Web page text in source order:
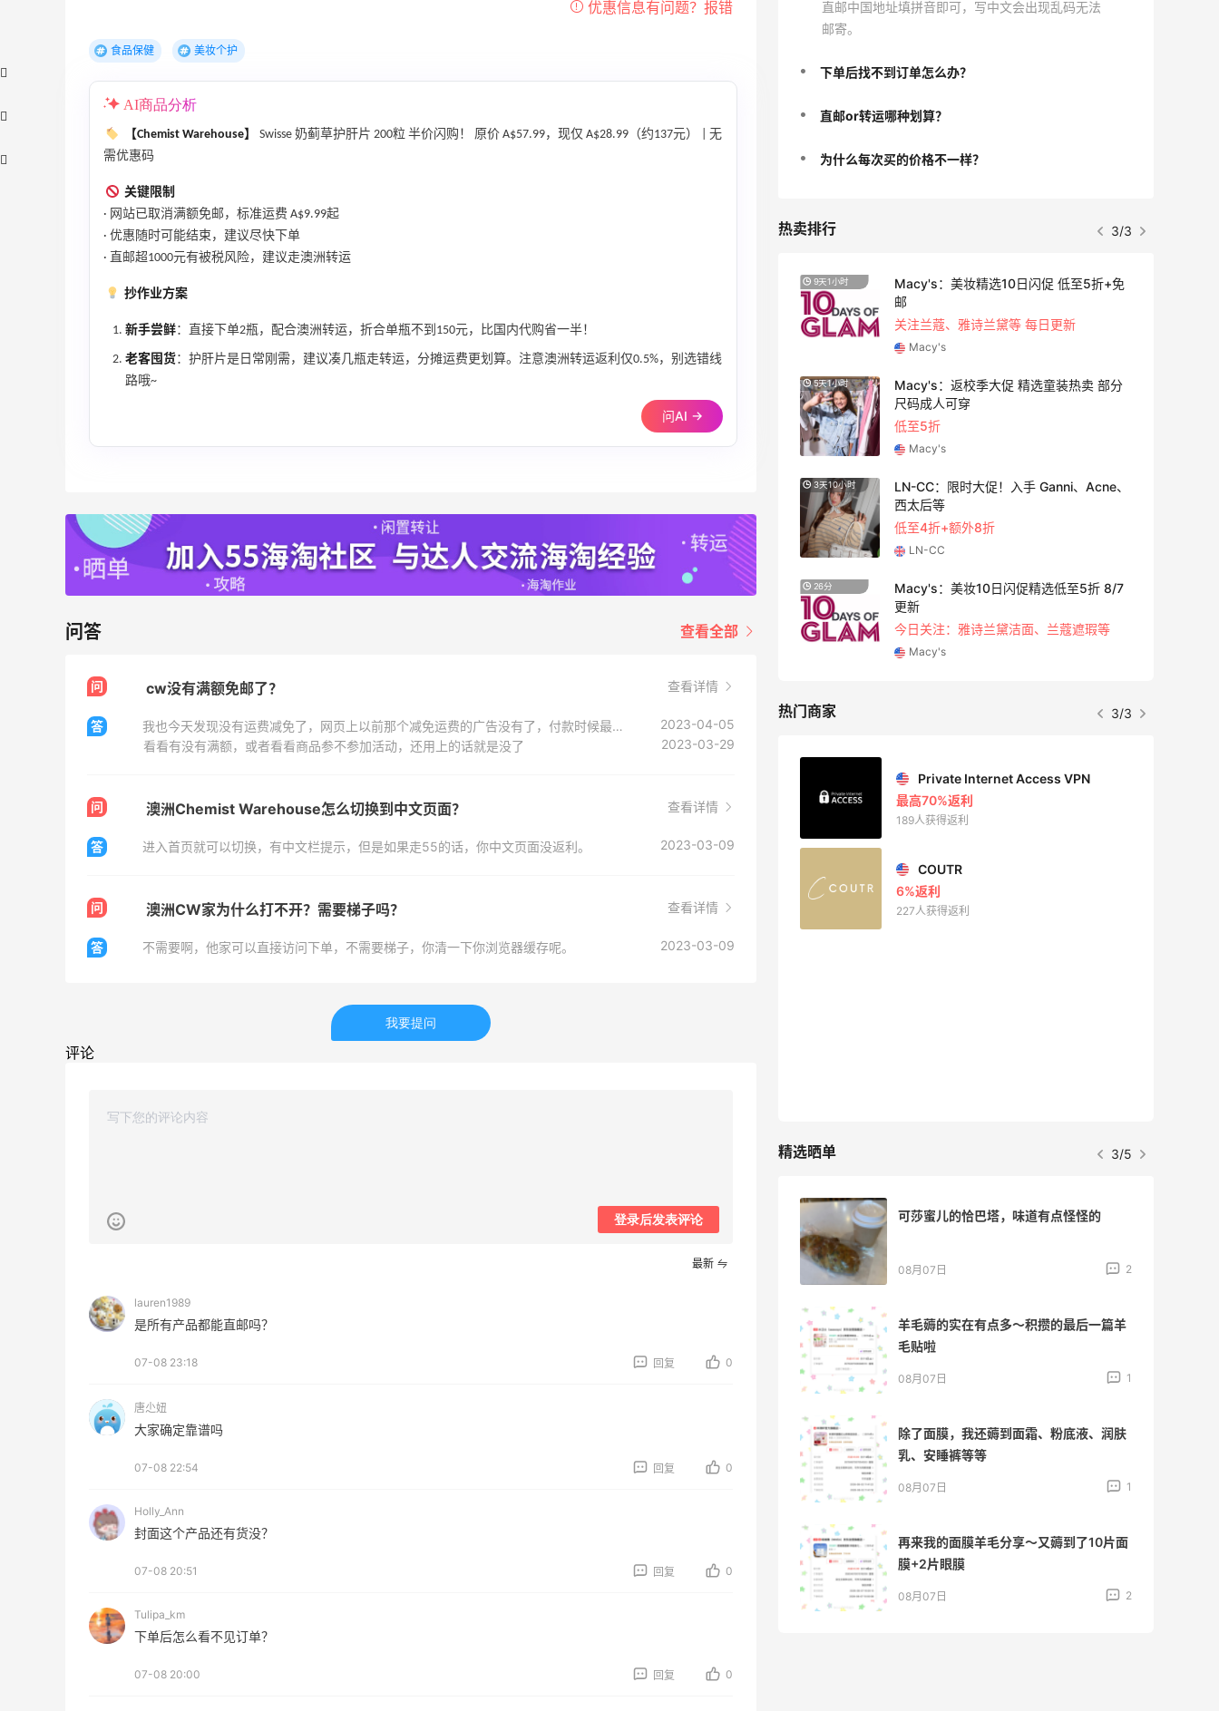
食品保健 美妆个护
AI商品分析
【Chemist Warehouse】
Swisse 奶蓟草护肝片 200粒 半价闪购！ 原价 A$57.99，现仅 A$28.99（约137元） | 无
需优惠码
关键限制
· 网站已取消满额免邮，标准运费 A$9.99起
· 优惠随时可能结束，建议尽快下单
· 直邮超1000元有被税风险，建议走澳洲转运
抄作业方案
新手尝鲜：直接下单2瓶，配合澳洲转运，折合单瓶不到150元，比国内代购省一半！
老客囤货：护肝片是日常刚需，建议凑几瓶走转运，分摊运费更划算。注意澳洲转运返利仅0.5%，别选错线
路哦~
问AI →
问答 查看全部
问 cw没有满额免邮了？ 查看详情
答 我也今天发现没有运费减免了，网页上以前那个减免运费的广告没有了，付款时候最便宜的9.9澳元，我还在犹豫要不要等等
2023-04-05
看看有没有满额，或者看看商品参不参加活动，还用上的话就是没了
2023-03-29
问 澳洲Chemist Warehouse怎么切换到中文页面？ 查看详情
答 进入首页就可以切换，有中文栏提示，但是如果走55的话，你中文页面没返利。 2023-03-09
问 澳洲CW家为什么打不开？需要梯子吗？ 查看详情
答 不需要啊，他家可以直接访问下单，不需要梯子，你清一下你浏览器缓存呢。 2023-03-09
我要提问
评论
登录后发表评论
最新
lauren1989
是所有产品都能直邮吗？
07-08 23:18 回复 0
唐尐妞
大家确定靠谱吗
07-08 22:54 回复 0
Holly_Ann
封面这个产品还有货没？
07-08 20:51 回复 0
Tulipa_km
下单后怎么看不见订单？
07-08 20:00 回复 0
直邮中国地址填拼音即可，写中文会出现乱码无法
邮寄。
下单后找不到订单怎么办？
直邮or转运哪种划算？
为什么每次买的价格不一样？
热卖排行 3/3
【55专享】Bobbi Brown 美网：美妆礼
遇！满$150立省$50
满赠正装橘子眼霜+精华唇蜜等好礼
Columbia Sportswear：夏季大促！哥伦
Columbia Sportswear
满$200享8.5折优惠+部分送好礼
Bloomingdales
Mytheresa：折扣区时尚上新热卖 关注
低门槛入手7件套
低至5折+部分额外8.5折
Bluemercury
Bloomingdales
iHerb ：88全球好物节！选购日常保健、
9天1小时
Macy's：美妆精选10日闪促 低至5折+免
邮
关注兰蔻、雅诗兰黛等 每日更新
Macy's
5天1小时
Macy's：返校季大促 精选童装热卖 部分
尺码成人可穿
低至5折
Macy's
3天10小时
LN-CC：限时大促！入手 Ganni、Acne、
西太后等
低至4折+额外8折
LN-CC
26分
Macy's：美妆10日闪促精选低至5折 8/7
更新
今日关注：雅诗兰黛洁面、兰蔻遮瑕等
Macy's
热门商家 3/3
最高2%返利
6074人成功下单
54人获得返利
Private Internet Access VPN
最高70%返利
189人获得返利
COUTR
6%返利
227人获得返利
精选晒单 3/5
iHerb8月第一单！日常补给囤起来
京东买戴维贝拉连衣裙，融合中式风很好
亮亮的发夹再买两个！走了55有额外的返
利到账！
贴秋膘啦，今天吃冰煮羊 可莎蜜儿的恰巴塔，味道有点怪怪的
08月07日 2
羊毛薅的实在有点多～积攒的最后一篇羊
毛贴啦
08月07日 1
除了面膜，我还薅到面霜、粉底液、润肤
乳、安睡裤等等
08月07日 1
再来我的面膜羊毛分享～又薅到了10片面
膜+2片眼膜
08月07日 2